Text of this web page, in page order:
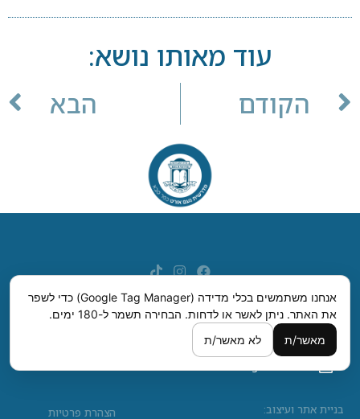
עוד מאותו נושא:
הקודם הבא
מדרשית נעם, רחבת ישראל סדן, רחוב לילינבלום, כפר סבא.
09-7420006
בניית אתר ועיצוב: הצהרת פרטיות
אנחנו משתמשים בכלי מדידה (Google Tag Manager) כדי לשפר
את האתר. ניתן לאשר או לדחות. הבחירה תשמר ל-180 ימים.
מאשר/ת
לא מאשר/ת